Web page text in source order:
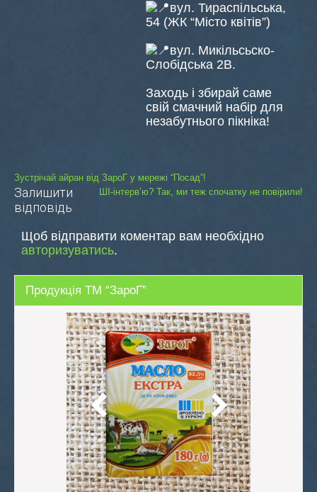
вул. Тираспільська,
54 (ЖК “Місто квітів”)
вул. Микільсьско-
Слобідська 2В.
Заходь і збирай саме
свій смачний набір для
незабутнього пікніка!
Навігація
записів
Зустрічай айран від ЗароГ у мережі “Посад”!
ШІ-інтерв’ю? Так, ми теж спочатку не повірили!
Залишити
відповідь
Щоб відправити коментар вам необхідно
авторизуватись.
Продукція ТМ “ЗароГ”